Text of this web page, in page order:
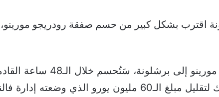
اقترب بشكل كبير من حسم صفقة رودريجو
وأفادت صحيفة “ماركا” الإسبانية، أن صفقة
النادي الكتالوني إلى إقحام لاعب في الصفقة، وذلك لتقليل مبلغ الـ60 مليون